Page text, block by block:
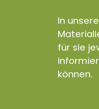
In
für sie
können.